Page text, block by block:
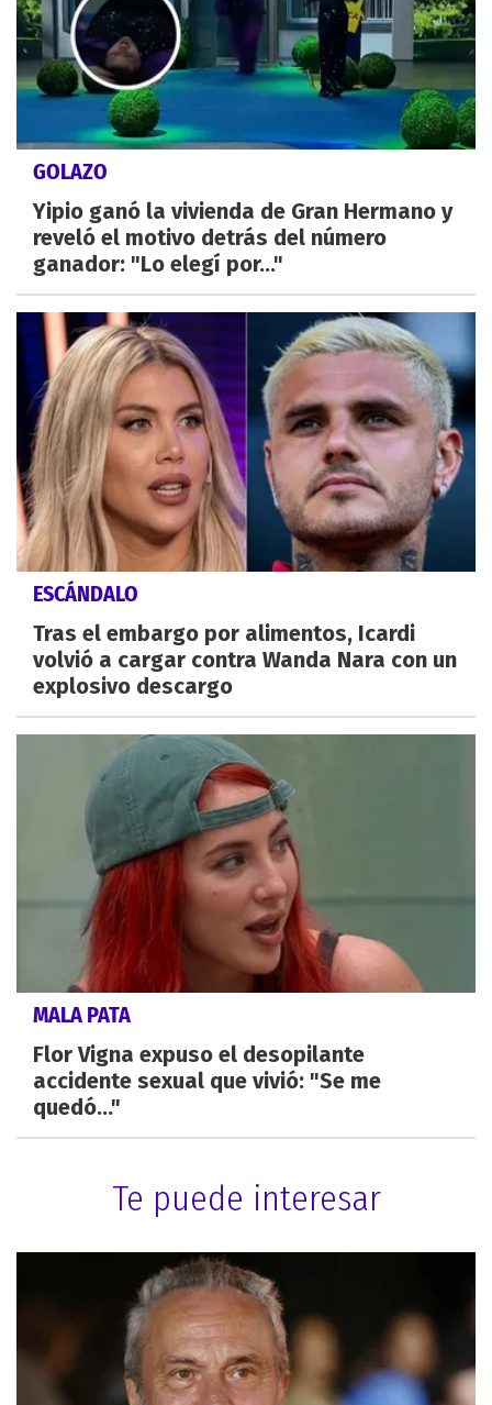
GOLAZO
Yipio ganó la vivienda de Gran Hermano y
reveló el motivo detrás del número
ganador: "Lo elegí por..."
ESCÁNDALO
Tras el embargo por alimentos, Icardi
volvió a cargar contra Wanda Nara con un
explosivo descargo
MALA PATA
Flor Vigna expuso el desopilante
accidente sexual que vivió: "Se me
quedó..."
Te puede interesar